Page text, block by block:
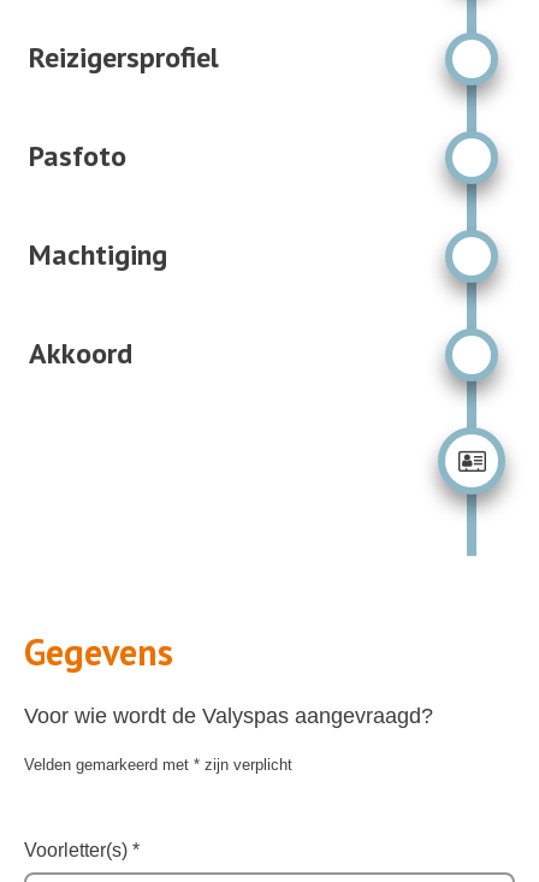
Reizigersprofiel
Pasfoto
Machtiging
Akkoord
Gegevens
Voor wie wordt de Valyspas aangevraagd?
Velden gemarkeerd met * zijn verplicht
Voorletter(s) *